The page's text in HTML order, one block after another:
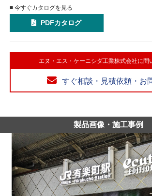
■ 今すぐカタログを見る
PDFカタログ
エヌ・エス・ケーニシダ工業株式会社に問
すぐ相談・見積依頼・お
製品画像・施工事例